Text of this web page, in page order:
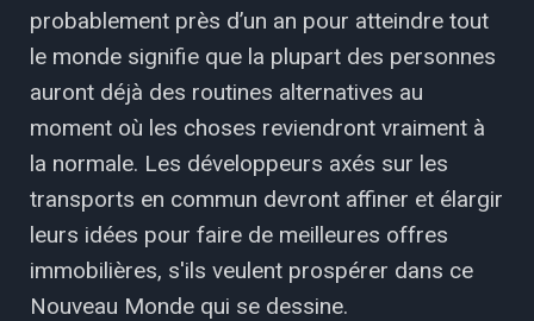
probablement près d’un an pour atteindre tout
le monde signifie que la plupart des personnes
auront déjà des routines alternatives au
moment où les choses reviendront vraiment à
la normale. Les développeurs axés sur les
transports en commun devront affiner et élargir
leurs idées pour faire de meilleures offres
immobilières, s'ils veulent prospérer dans ce
Nouveau Monde qui se dessine.